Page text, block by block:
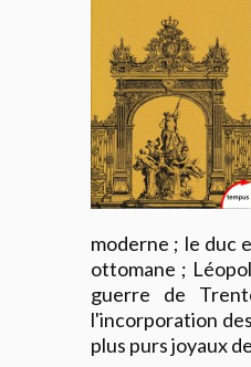
moderne ; le duc
ottomane ;
guerre de
l'incorporation
plus purs joyaux